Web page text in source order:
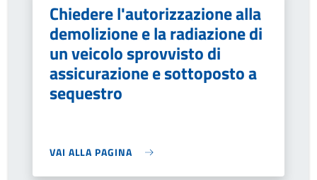
Chiedere l'autorizzazione alla
demolizione e la radiazione di
un veicolo sprovvisto di
assicurazione e sottoposto a
sequestro
VAI ALLA PAGINA